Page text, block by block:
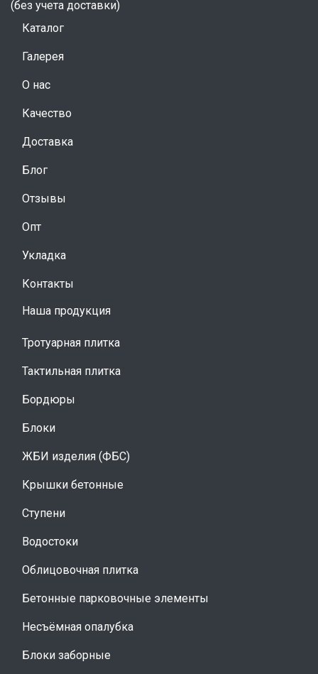
(без учета доставки)
Каталог
Галерея
О нас
Качество
Доставка
Блог
Отзывы
Опт
Укладка
Контакты
Наша продукция
Тротуарная плитка
Тактильная плитка
Бордюры
Блоки
ЖБИ изделия (ФБС)
Крышки бетонные
Ступени
Водостоки
Облицовочная плитка
Бетонные парковочные элементы
Несъёмная опалубка
Блоки заборные